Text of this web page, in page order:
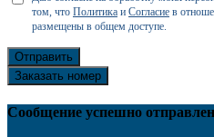
том, что Политика и Согласие в
размещены в общем доступе.
Отправить
Заказать номер
Сообщение успешно